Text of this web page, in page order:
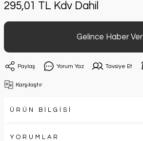
295,01 TL Kdv Dahil
Gelince Haber Ver
Paylaş Yorum Yaz Tavsiye Et
Karşılaştır
ÜRÜN BİLGİSİ
YORUMLAR